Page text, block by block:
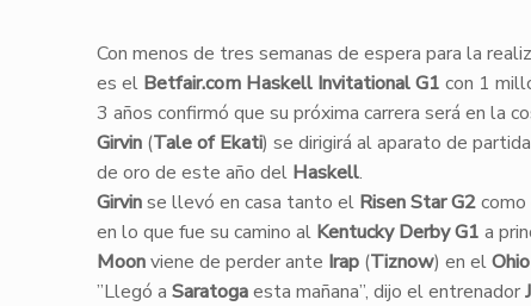
​​Con menos de tres semanas de espera para la
es el Betfair.com Haskell Invitational G1 con 1
3 años confirmó que su próxima carrera será en la
Girvin(Tale of Ekati) se dirigirá al aparato de
de oro de este año del Haskell.
Girvinse llevó en casa tanto el Risen Star G2como
en lo que fue su camino al Kentucky Derby G1 a
Moonviene de perder ante Irap(Tiznow) en el
​”Llegó a Saratogaesta mañana”, dijo el entrenador